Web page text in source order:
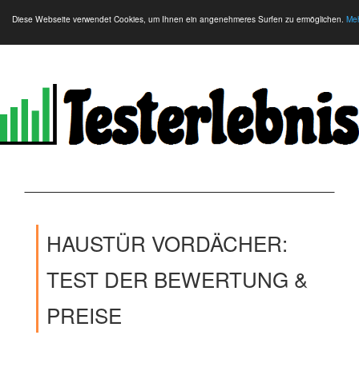
Diese Webseite verwendet Cookies, um Ihnen ein angenehmeres Surfen zu ermöglichen.
HAUSTÜR VORDÄCHER:
TEST DER BEWERTUNG &
PREISE